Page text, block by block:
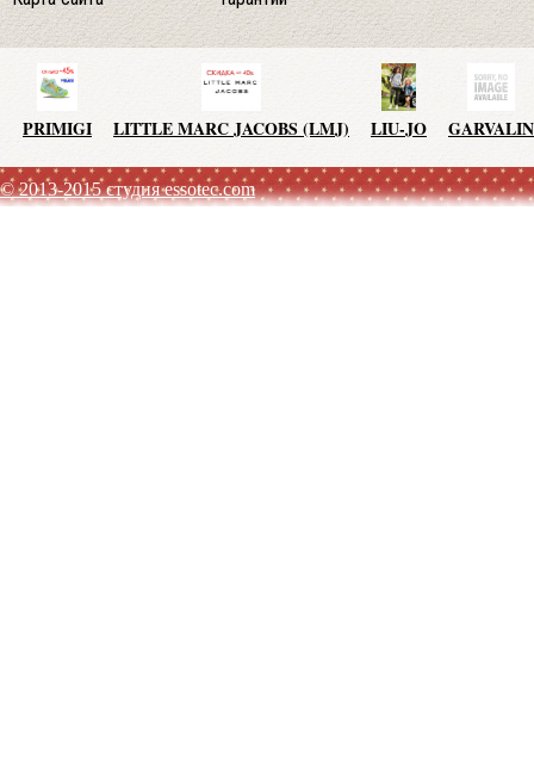
PRIMIGI LITTLE MARC JACOBS (LMJ) LIU-JO GARVALIN
© 2013-2015 студия essotec.com